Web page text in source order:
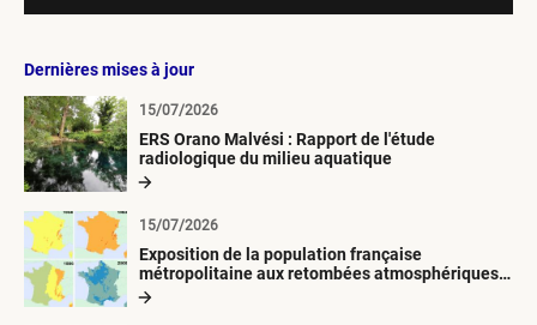
Dernières mises à jour
ERS Orano Malvési : Rapport de l'étude
radiologique du milieu aquatique
15/07/2026
Exposition de la population française
métropolitaine aux retombées atmosphériques
radioactives depuis 1945
15/07/2026